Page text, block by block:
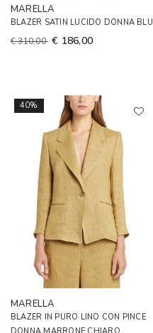
MARELLA
BLAZER SATIN LUCIDO DONNA BLU
€ 310,00 € 186,00
40%
MARELLA
BLAZER IN PURO LINO CON PINCE